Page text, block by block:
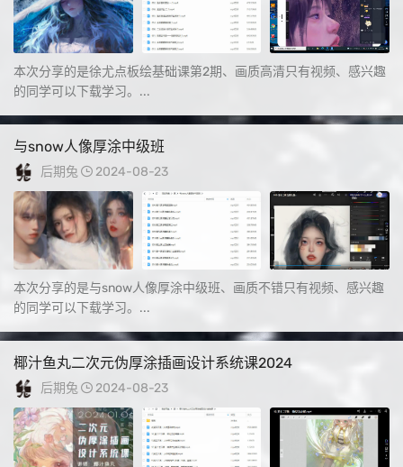
本次分享的是徐尤点板绘基础课第2期、画质高清只有视频、感兴趣
的同学可以下载学习。...
与snow人像厚涂中级班
后期兔 2024-08-23
本次分享的是与snow人像厚涂中级班、画质不错只有视频、感兴趣
的同学可以下载学习。...
椰汁鱼丸二次元伪厚涂插画设计系统课2024
后期兔 2024-08-23